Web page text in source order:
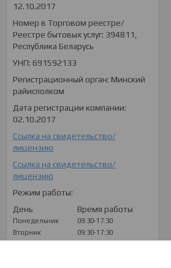
12.10.2017
Номер в Торговом реестре/
Реестре бытовых услуг: 394811,
Республика Беларусь
УНП: 691592133
Регистрационный орган: Минский
райисполком
Дата регистрации компании:
02.10.2017
Ссылка на свидетельство/
лицензию
Ссылка на свидетельство/
лицензию
Режим работы:
День
Время работы
Понедельник
09:30-17:30
Вторник
09:30-17:30